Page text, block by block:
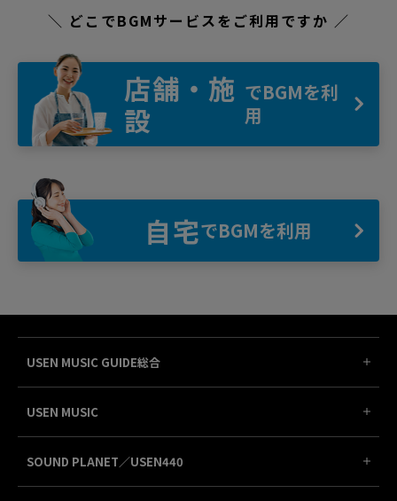
＼ どこでBGMサービスをご利用ですか ／
店舗・施
設
でBGMを利
用
自宅でBGMを利用
USEN MUSIC GUIDE総合
USEN MUSIC
SOUND PLANET／USEN440